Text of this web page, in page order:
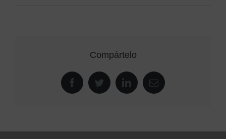
Compártelo
FacebookTwitterLinkedInEmail